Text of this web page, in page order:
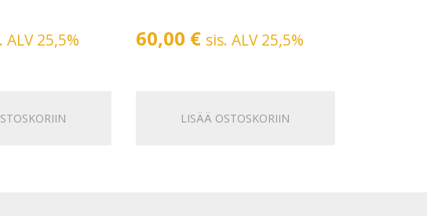
ALV 25,5% 60,00 € sis. ALV 25,5%
LISÄÄ OSTOSKORIIN